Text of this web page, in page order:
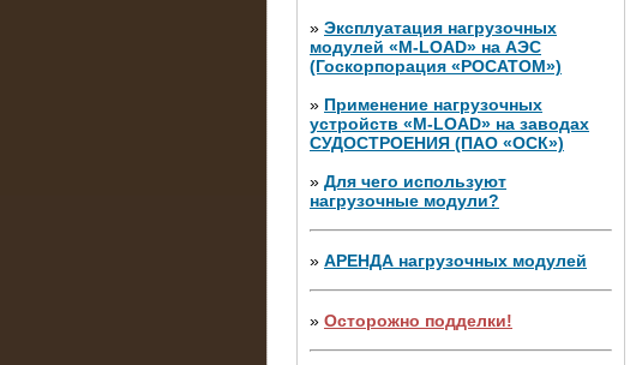
» Эксплуатация нагрузочных
модулей «M-LOAD» на АЭС
(Госкорпорация «РОСАТОМ»)
» Применение нагрузочных
устройств «M-LOAD» на заводах
СУДОСТРОЕНИЯ (ПАО «ОСК»)
» Для чего используют
нагрузочные модули?
» АРЕНДА нагрузочных модулей
» Осторожно подделки!